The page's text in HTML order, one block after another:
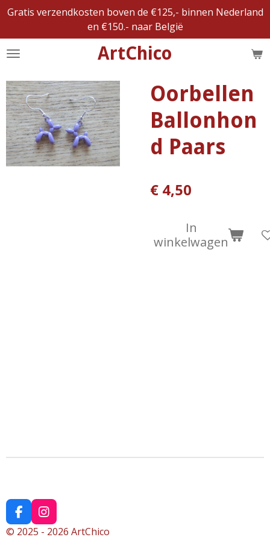
Ga
naar
de
ArtChico
Gratis verzendkosten boven de €125,- binnen Nederland
en €150.- naar België
Oorbellen
Ballonhon
d Paars
€ 4,50
In
winkelwagen
F
a
I
n
© 2025 - 2026 ArtChico